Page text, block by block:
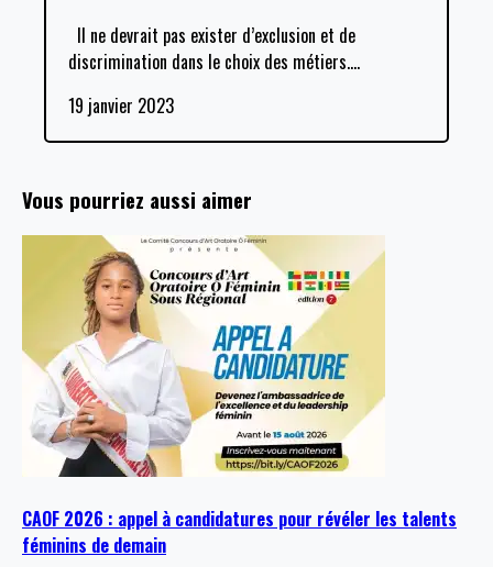
Il ne devrait pas exister d’exclusion et de
discrimination dans le choix des métiers.…
19 janvier 2023
Vous pourriez aussi aimer
CAOF 2026 : appel à candidatures pour révéler les talents
féminins de demain